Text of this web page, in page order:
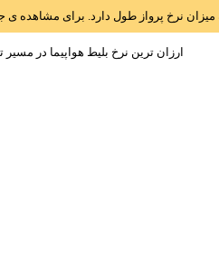
نرخ پرواز طول دارد. برای
ارزان ترین نرخ بلیط هواپیما در مسیر